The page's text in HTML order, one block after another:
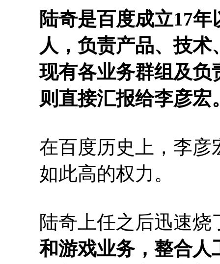
陆奇是百度成立17
人，负责产品、技
现有各业务群组及负
则直接汇报给李彦宏
在百度历史上，李彦
如此高的权力。
陆奇上任之后迅速烧
和游戏业务，整合人